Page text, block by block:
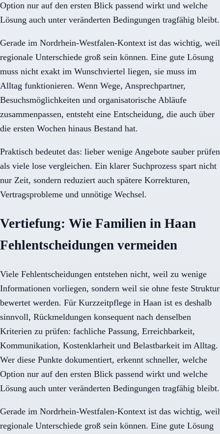
Option nur auf den ersten Blick passend wirkt und welche
Lösung auch unter veränderten Bedingungen tragfähig bleibt.
Gerade im Nordrhein-Westfalen-Kontext ist das wichtig, weil
regionale Unterschiede groß sein können. Eine gute Lösung
muss nicht exakt im Wunschviertel liegen, sie muss im
Alltag funktionieren. Wenn Wege, Ansprechpartner,
Besuchsmöglichkeiten und organisatorische Abläufe
zusammenpassen, entsteht eine Entscheidung, die auch über
die ersten Wochen hinaus Bestand hat.
Praktisch bedeutet das: lieber wenige Angebote sauber prüfen
als viele lose vergleichen. Ein klarer Suchprozess spart nicht
nur Zeit, sondern reduziert auch spätere Korrekturen,
Vertragsprobleme und unnötige Wechsel.
Vertiefung: Wie Familien in Haan
Fehlentscheidungen vermeiden
Viele Fehlentscheidungen entstehen nicht, weil zu wenige
Informationen vorliegen, sondern weil sie ohne feste Struktur
bewertet werden. Für Kurzzeitpflege in Haan ist es deshalb
sinnvoll, Rückmeldungen konsequent nach denselben
Kriterien zu prüfen: fachliche Passung, Erreichbarkeit,
Kommunikation, Kostenklarheit und Belastbarkeit im Alltag.
Wer diese Punkte dokumentiert, erkennt schneller, welche
Option nur auf den ersten Blick passend wirkt und welche
Lösung auch unter veränderten Bedingungen tragfähig bleibt.
Gerade im Nordrhein-Westfalen-Kontext ist das wichtig, weil
regionale Unterschiede groß sein können. Eine gute Lösung